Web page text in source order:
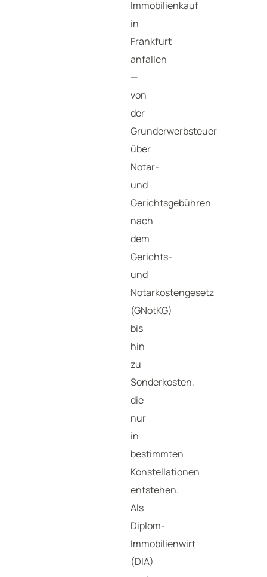
Immobilienkauf
in
Frankfurt
anfallen
—
von
der
Grunderwerbsteuer
über
Notar-
und
Gerichtsgebühren
nach
dem
Gerichts-
und
Notarkostengesetz
(GNotKG)
bis
hin
zu
Sonderkosten,
die
nur
in
bestimmten
Konstellationen
entstehen.
Als
Diplom-
Immobilienwirt
(DIA)